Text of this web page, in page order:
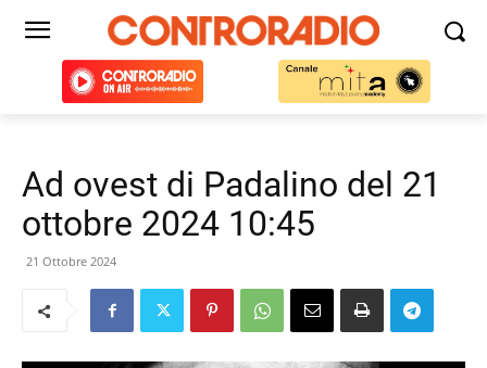
Ad ovest di Padalino del 21
ottobre 2024 10:45
21 Ottobre 2024